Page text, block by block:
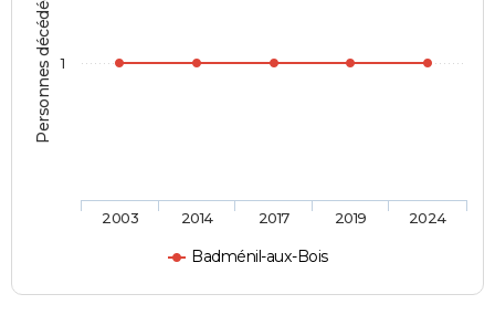
Personnes décédées
Badménil-aux-Bois
2003 2014 2017 2019 2024
1